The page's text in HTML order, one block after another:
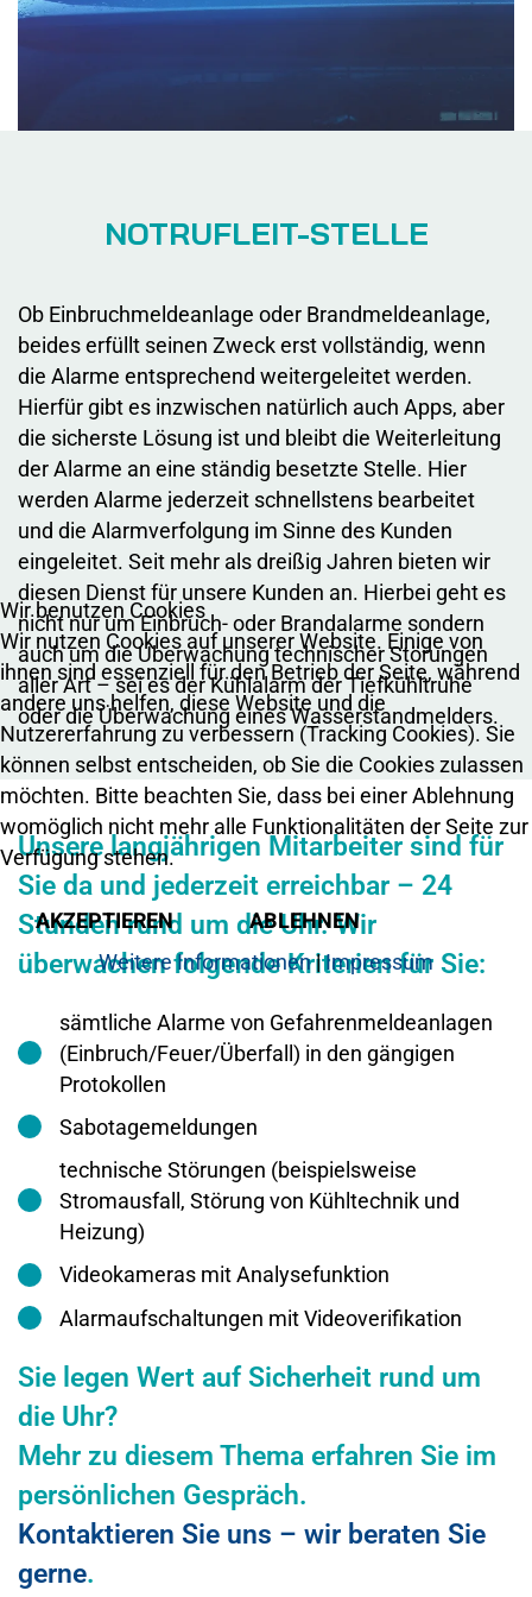
NOTRUFLEIT-STELLE
Ob Einbruchmeldeanlage oder Brandmeldeanlage,
beides erfüllt seinen Zweck erst vollständig, wenn
die Alarme entsprechend weitergeleitet werden.
Hierfür gibt es inzwischen natürlich auch Apps, aber
die sicherste Lösung ist und bleibt die Weiterleitung
der Alarme an eine ständig besetzte Stelle. Hier
werden Alarme jederzeit schnellstens bearbeitet
und die Alarmverfolgung im Sinne des Kunden
eingeleitet. Seit mehr als dreißig Jahren bieten wir
diesen Dienst für unsere Kunden an. Hierbei geht es
nicht nur um Einbruch- oder Brandalarme sondern
auch um die Überwachung technischer Störungen
aller Art – sei es der Kühlalarm der Tiefkühltruhe
oder die Überwachung eines Wasserstandmelders.
Unsere langjährigen Mitarbeiter sind für
Sie da und jederzeit erreichbar – 24
Stunden rund um die Uhr. Wir
überwachen folgende Kriterien für Sie:
sämtliche Alarme von Gefahrenmeldeanlagen
(Einbruch/Feuer/Überfall) in den gängigen
Protokollen
Sabotagemeldungen
technische Störungen (beispielsweise
Stromausfall, Störung von Kühltechnik und
Heizung)
Videokameras mit Analysefunktion
Alarmaufschaltungen mit Videoverifikation
Sie legen Wert auf Sicherheit rund um
die Uhr?
Mehr zu diesem Thema erfahren Sie im
persönlichen Gespräch.
Kontaktieren Sie uns – wir beraten Sie
gerne.
Wir benutzen Cookies
Wir nutzen Cookies auf unserer Website. Einige von
ihnen sind essenziell für den Betrieb der Seite, während
andere uns helfen, diese Website und die
Nutzererfahrung zu verbessern (Tracking Cookies). Sie
können selbst entscheiden, ob Sie die Cookies zulassen
möchten. Bitte beachten Sie, dass bei einer Ablehnung
womöglich nicht mehr alle Funktionalitäten der Seite zur
Verfügung stehen.
AKZEPTIEREN ABLEHNEN
Weitere Informationen|Impressum